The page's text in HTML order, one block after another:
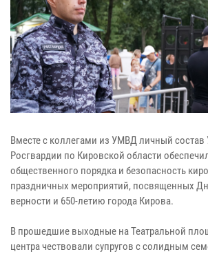
Вместе с коллегами из УМВД личный состав
Росгвардии по Кировской области
общественного порядка и безопасность
праздничных мероприятий, посвященных
верности и 650-летию города Кирова.
В прошедшие выходные на Театральной
центра чествовали супругов с солидным